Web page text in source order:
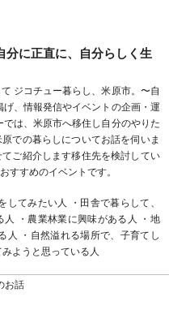
分に正直に、自分らしく生
ジコチュー暮らし、米原市。〜自
、情報発信やイベントの企画・運
は、米原市へ移住し自分のやりた
での暮らしについてお話を伺いま
ご紹介します移住先を検討してい
すすめのイベントです。
してみたい人 ・田舎で暮らして、
・農業林業に興味がある人 ・地
人 ・自然溢れる場所で、子育てし
ようと思っている人